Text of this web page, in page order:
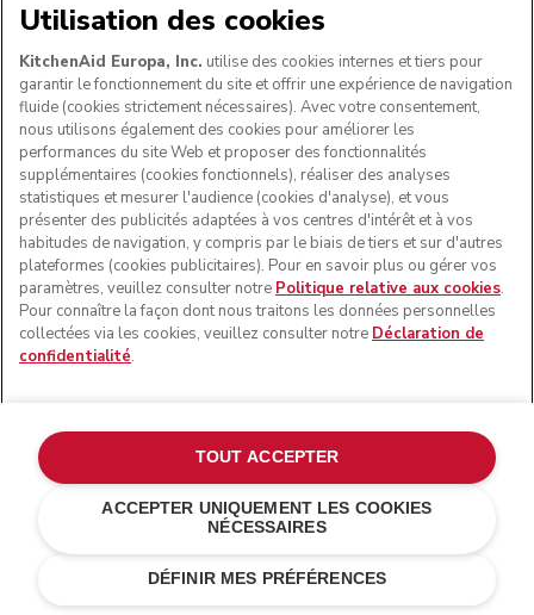
Économies de
coûts € 37,25
Utilisation des cookies
KitchenAid Europa, Inc. utilise des cookies internes et tiers pour
garantir le fonctionnement du site et offrir une expérience de navigation
fluide (cookies strictement nécessaires). Avec votre consentement,
nous utilisons également des cookies pour améliorer les
performances du site Web et proposer des fonctionnalités
supplémentaires (cookies fonctionnels), réaliser des analyses
statistiques et mesurer l'audience (cookies d'analyse), et vous
présenter des publicités adaptées à vos centres d'intérêt et à vos
habitudes de navigation, y compris par le biais de tiers et sur d'autres
plateformes (cookies publicitaires). Pour en savoir plus ou gérer vos
paramètres, veuillez consulter notre Politique relative aux cookies.
Pour connaître la façon dont nous traitons les données personnelles
collectées via les cookies, veuillez consulter notre Déclaration de
confidentialité.
DÉFINIR MES PRÉFÉRENCES
ACCEPTER UNIQUEMENT LES COOKIES
NÉCESSAIRES
TOUT ACCEPTER